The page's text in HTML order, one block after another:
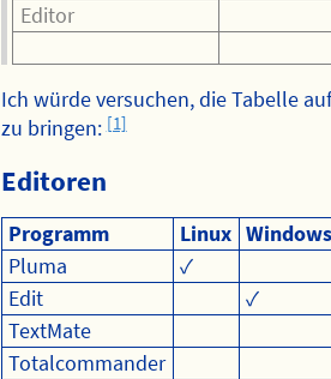
Editor
Ich würde versuchen, die Tabelle
zu bringen:[1]
Editoren
Programm Linux Windows
Pluma
✓
Edit
✓
TextMate
Totalcommander